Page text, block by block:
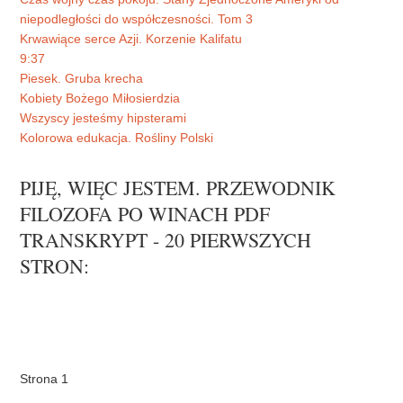
niepodległości do współczesności. Tom 3
Krwawiące serce Azji. Korzenie Kalifatu
9:37
Piesek. Gruba krecha
Kobiety Bożego Miłosierdzia
Wszyscy jesteśmy hipsterami
Kolorowa edukacja. Rośliny Polski
PIJĘ, WIĘC JESTEM. PRZEWODNIK
FILOZOFA PO WINACH PDF
TRANSKRYPT - 20 PIERWSZYCH
STRON:
Strona 1